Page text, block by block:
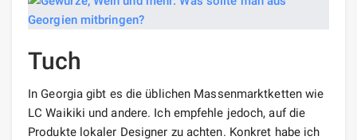
Tuch
In Georgia gibt es die üblichen Massenmarktketten wie
LC Waikiki und andere. Ich empfehle jedoch, auf die
Produkte lokaler Designer zu achten. Konkret habe ich